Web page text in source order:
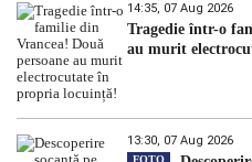
14:35, 07 Aug 2026
Tragedie într-o
au murit
13:30, 07 Aug 2026
FOTO